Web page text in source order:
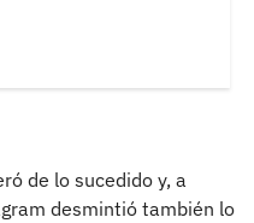
de lo sucedido y, a
desmintió también lo